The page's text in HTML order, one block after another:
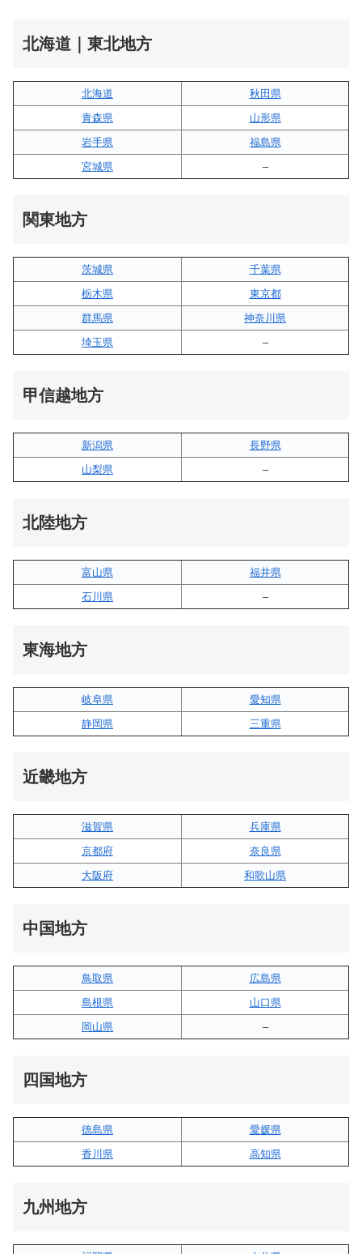
北海道｜東北地方
北海道
秋田県
青森県
山形県
岩手県
福島県
宮城県
–
関東地方
茨城県
千葉県
栃木県
東京都
群馬県
神奈川県
埼玉県
–
甲信越地方
新潟県
長野県
山梨県
–
北陸地方
富山県
福井県
石川県
–
東海地方
岐阜県
愛知県
静岡県
三重県
近畿地方
滋賀県
兵庫県
京都府
奈良県
大阪府
和歌山県
中国地方
鳥取県
広島県
島根県
山口県
岡山県
–
四国地方
徳島県
愛媛県
香川県
高知県
九州地方